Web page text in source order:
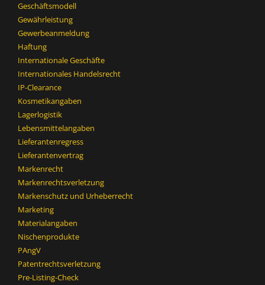
Geschäftsmodell
Gewährleistung
Gewerbeanmeldung
Haftung
Internationale Geschäfte
Internationales Handelsrecht
IP-Clearance
Kosmetikangaben
Lagerlogistik
Lebensmittelangaben
Lieferantenregress
Lieferantenvertrag
Markenrecht
Markenrechtsverletzung
Markenschutz und Urheberrecht
Marketing
Materialangaben
Nischenprodukte
PAngV
Patentrechtsverletzung
Pre-Listing-Check